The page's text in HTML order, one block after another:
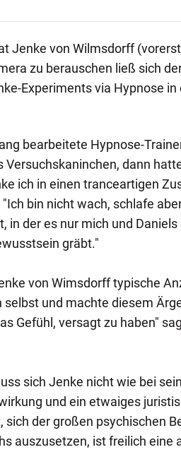
Jenke von Wilmsdorff
zu berauschen ließ sich
Experiments via Hypnose
bearbeitete Hypnose-
Versuchskaninchen, dann
ich in einen tranceartigen
bin nicht wach, schlafe
in der es nur mich und
gräbt."
von Wimsdorff typische
selbst und machte diesem
Gefühl, versagt zu haben"
sich Jenke nicht wie bei
und ein etwaiges
sich der großen psychischen
auszusetzen, ist freilich eine